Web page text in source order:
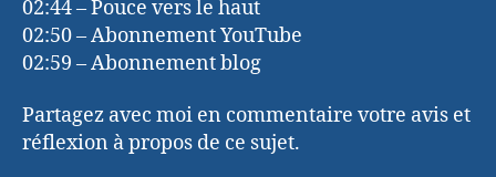
02:44 – Pouce vers le haut
02:50 – Abonnement YouTube
02:59 – Abonnement blog
Partagez avec moi en commentaire votre avis et
réflexion à propos de ce sujet.